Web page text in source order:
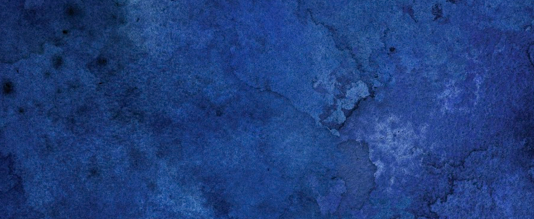
0 Kommentar hinzufügen
DEC
28
Raspberry Pi - Bildschirm einschalten/ausschalten
Hallo!
Der Bildschirm ist am Raspberry Pi über die HDMI-Buchse und einem DVI-Adapter
programmgesteuert ein-/auschalten — nicht nur schwärzen. Der Bildschirm soll in den
Raspberry Pi zeigt eine Website im Browser an.
Die Lösung habe ich hier gefunden:http://the-martins.org/?p=81
Monitor ausschalten: